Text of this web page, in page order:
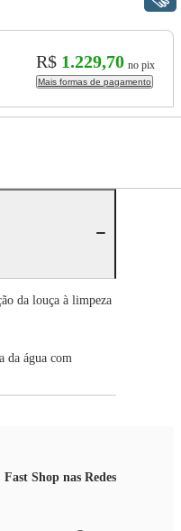
R$ 1.229,70 no pix
Mais formas de pagamento
da louça à limpeza
da água com
Fast Shop nas Redes